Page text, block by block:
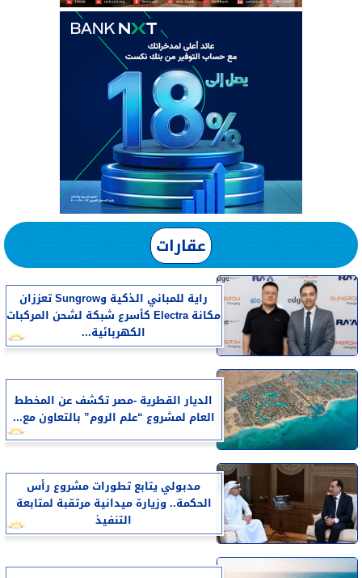
عقارات
راية للمباني الذكية وSungrow تعززان
مكانة Electra كأسرع شبكة لشحن المركبات
الكهربائية...
الديار القطرية -مصر تكشف عن المخطط
العام لمشروع “علم الروم” بالتعاون مع...
مدبولي يتابع تطورات مشروع رأس
الحكمة.. وزيارة ميدانية مرتقبة لمتابعة
التنفيذ